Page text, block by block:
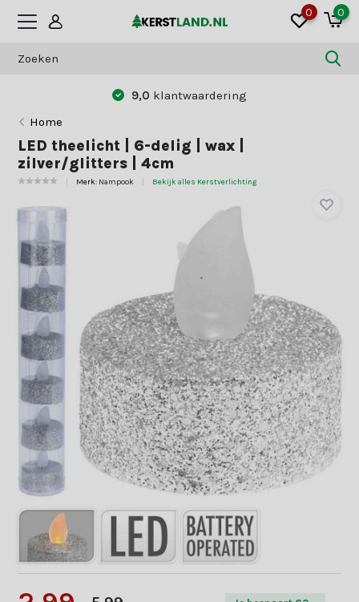
0 0
9,0 klantwaardering
Home
LED theelicht | 6-delig | wax |
zilver/glitters | 4cm
Merk: Nampook Bekijk alles Kerstverlichting